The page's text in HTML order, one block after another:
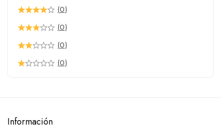
Vaqueros
Western
Filetes
Filete para bocado
(0)
(0)
(0)
(0)
Información